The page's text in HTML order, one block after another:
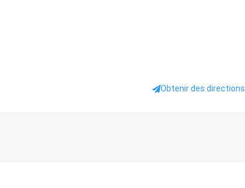
Obtenir des directions